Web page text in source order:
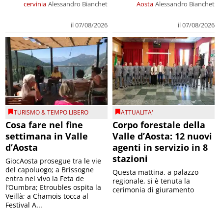
cervinia Alessandro Bianchet
il 07/08/2026
Aosta Alessandro Bianchet
il 07/08/2026
TURISMO & TEMPO LIBERO
Cosa fare nel fine
settimana in Valle
d’Aosta
GiocAosta prosegue tra le vie
del capoluogo; a Brissogne
entra nel vivo la Feta de
l’Oumbra; Etroubles ospita la
Veillà; a Chamois tocca al
Festival A...
ATTUALITA'
Corpo forestale della
Valle d’Aosta: 12 nuovi
agenti in servizio in 8
stazioni
Questa mattina, a palazzo
regionale, si è tenuta la
cerimonia di giuramento